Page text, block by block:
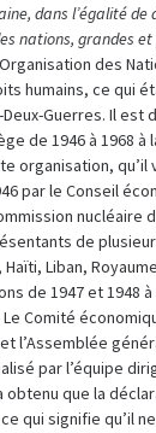
dans l’égalité de
nations, grandes
des
humains, ce qui
Deux-Guerres. Il est
de 1946 à 1968
organisation, qu’il
par le Conseil
nucléaire
de
Liban,
de 1947 et 1948
Le Comité
l’Assemblée
par l’équipe
obtenu que la
qui signifie qu’il